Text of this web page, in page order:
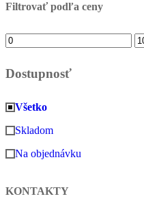
Filtrovať podľa ceny
Minimálna
Dostupnosť
Všetko
Skladom
Na objednávku
KONTAKTY